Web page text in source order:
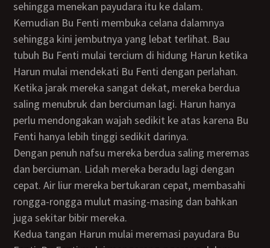
sehingga menekan payudara itu ke dalam.
Kemudian Bu Fenti membuka celana dalamnya
sehingga kini jembutnya yang lebat terlihat. Bau
tubuh Bu Fenti mulai tercium di hidung Harun ketika
Harun mulai mendekati Bu Fenti dengan perlahan.
Ketika jarak mereka sangat dekat, mereka berdua
saling menubruk dan berciuman lagi. Harun hanya
perlu mendongakan wajah sedikit ke atas karena Bu
Fenti hanya lebih tinggi sedikit darinya.
Dengan penuh nafsu mereka berdua saling meremas
dan berciuman. Lidah mereka beradu lagi dengan
cepat. Air liur mereka bertukaran cepat, membasahi
rongga-rongga mulut masing-masing dan bahkan
juga sekitar bibir mereka.
Kedua tangan Harun mulai meremasi payudara Bu